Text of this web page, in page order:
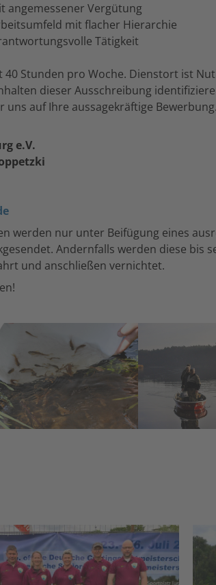
angemessener Vergütung
mit flacher Hierarchie
Tätigkeit
Stunden pro Woche. Dienstort ist
dieser Ausschreibung
uns auf Ihre aussagekräftige
e.V.
werden nur unter Beifügung eines
Andernfalls werden diese bis
und anschließen vernichtet.